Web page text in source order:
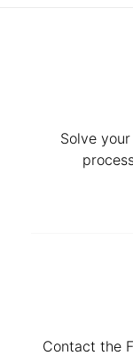
Solve
Contact the